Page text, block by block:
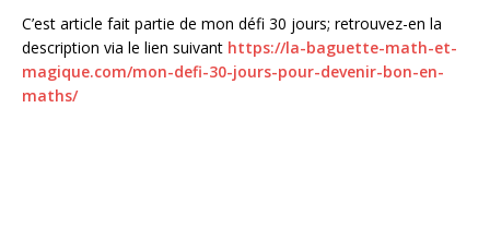
C’est article fait partie de mon défi 30 jours; retrouvez-en la
description via le lien suivant https://la-baguette-math-et-
magique.com/mon-defi-30-jours-pour-devenir-bon-en-
maths/